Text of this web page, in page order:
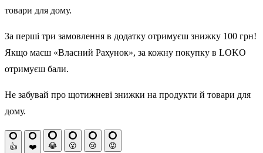
товари для дому.
За перші три замовлення в додатку отримуєш знижку 100 грн!
Якщо маєш «Власний Рахунок», за кожну покупку в LOKO
отримуєш бали.
Не забувай про щотижневі знижки на продукти й товари для
дому.
👍 ❤️ 😂 😮 😢 😡